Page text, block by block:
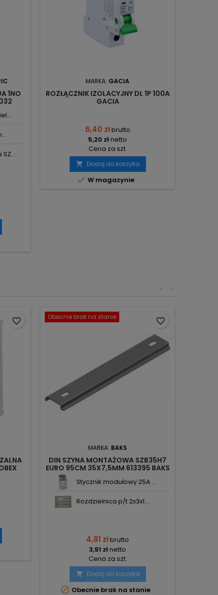
1NO
MARKA: GACIA
ROZŁĄCZNIK IZOLACYJNY DL 1P 100A
GACIA
6,40 złbrutto
5,20 złnetto
Cena za szt.
 Dodaj do koszyka
 W magazynie
>
<
favorite_border Obecnie brak na stanie
MARKA: BAKS
DIN SZYNA MONTAŻOWA SZB35H7
EURO 95CM 35X7,5MM 613395 BAKS
Stycznik modułowy 25A ...
Rozdzielnica p/t 2x3x1...
4,81 złbrutto
3,91 złnetto
Cena za szt.
 Dodaj do koszyka
 Obecnie brak na stanie
favorite_border